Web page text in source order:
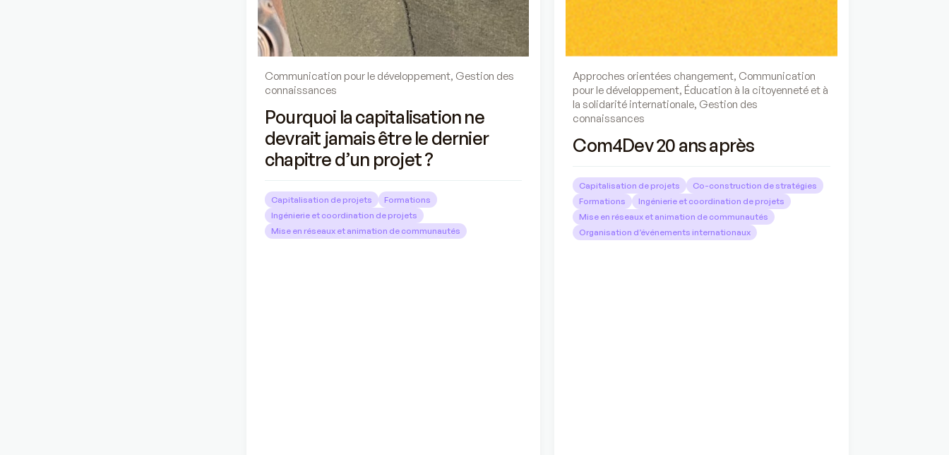
Communication pour le développement, Gestion des
connaissances
Pourquoi la capitalisation ne
devrait jamais être le dernier
chapitre d’un projet ?
Capitalisation de projets
Formations
Ingénierie et coordination de projets
Mise en réseaux et animation de communautés
Approches orientées changement, Communication
pour le développement, Éducation à la citoyenneté et à
la solidarité internationale, Gestion des
connaissances
Com4Dev 20 ans après
Capitalisation de projets
Co-construction de stratégies
Formations
Ingénierie et coordination de projets
Mise en réseaux et animation de communautés
Organisation d’événements internationaux